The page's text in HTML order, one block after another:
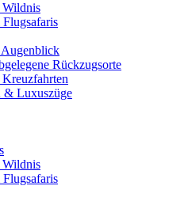
Wildnis
Rückzugsorte
& Luxuszüge
Wildnis